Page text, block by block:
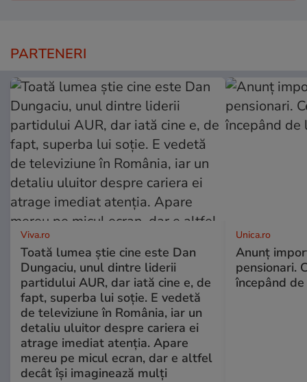
PARTENERI
Viva.ro
Toată lumea știe cine este Dan
Dungaciu, unul dintre liderii
partidului AUR, dar iată cine e, de
fapt, superba lui soție. E vedetă
de televiziune în România, iar un
detaliu uluitor despre cariera ei
atrage imediat atenția. Apare
mereu pe micul ecran, dar e altfel
decât își imaginează mulți
Unica.ro
Anunț
pensionari.
începând